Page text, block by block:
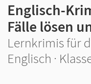
Englisch-
Fälle lösen
Lernkrimis für
Englisch ·